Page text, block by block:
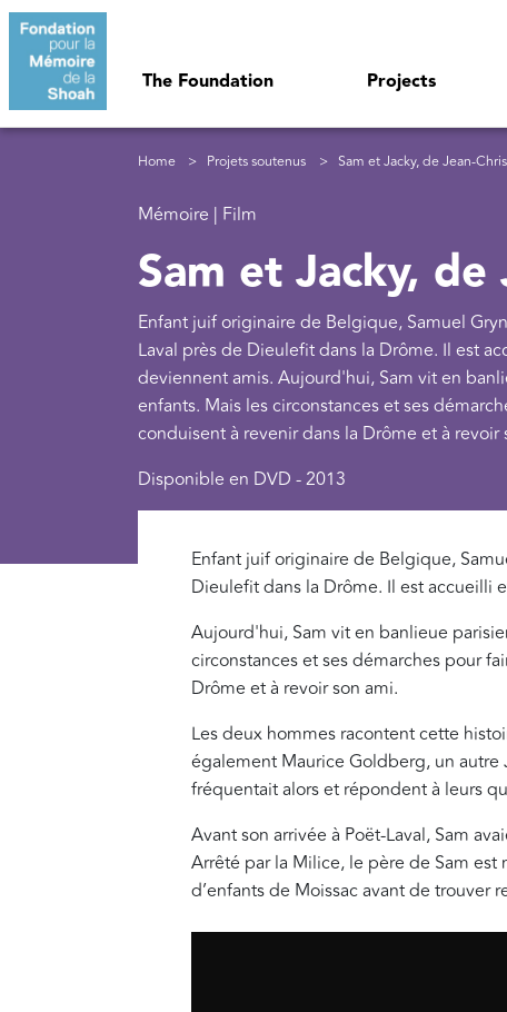
Skip to main content
The Foundation Projects
Breadcrumb
Home Projets soutenus Sam et Jacky, de Jean-
Mémoire | Film
Sam et Jacky,
Enfant juif originaire de Belgique, Samuel
Laval près de Dieulefit dans la Drôme. Il est
deviennent amis. Aujourd'hui, Sam vit en
enfants. Mais les circonstances et ses
conduisent à revenir dans la Drôme et à revoir
Disponible en DVD - 2013
Enfant juif originaire de Belgique,
Dieulefit dans la Drôme. Il est accueilli
Aujourd'hui, Sam vit en banlieue
circonstances et ses démarches pour
Drôme et à revoir son ami.
Les deux hommes racontent cette
également Maurice Goldberg, un
fréquentait alors et répondent à leurs
Avant son arrivée à Poët-Laval, Sam
Arrêté par la Milice, le père de Sam est
d’enfants de Moissac avant de trouver